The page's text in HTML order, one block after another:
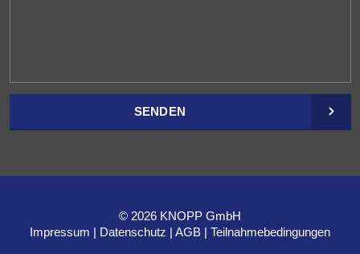
SENDEN
© 2026 KNOPP GmbH
Impressum
Datenschutz AGB Teilnahmebedingungen